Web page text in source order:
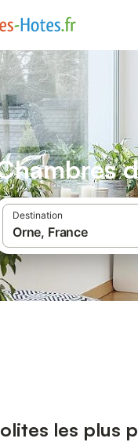
Destination
les plus